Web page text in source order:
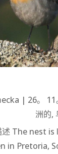
| 26。
洲的,
The nest is
in Pretoria,